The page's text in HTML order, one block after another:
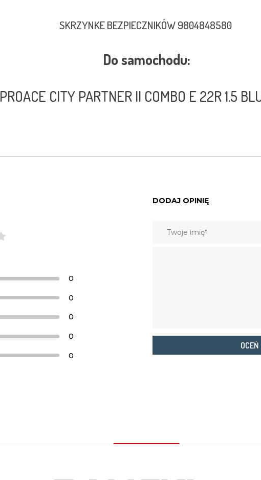
SKRZYNKE BEZPIECZNIKÓW 9804848580
Do samochodu:
PROACE CITY PARTNER II COMBO E 22R 1.5
0
0
0
0
0
DODAJ OPINIĘ
OCEŃ